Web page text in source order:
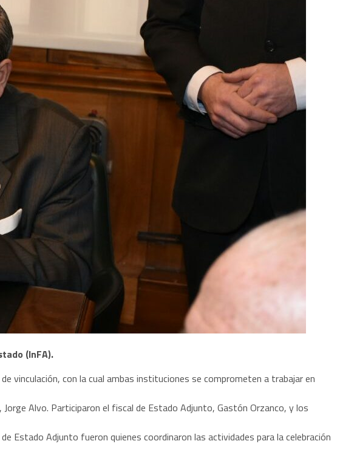
(InFA).
vinculación, con la cual ambas instituciones se comprometen a trabajar en
Alvo. Participaron el fiscal de Estado Adjunto, Gastón Orzanco, y los
Estado Adjunto fueron quienes coordinaron las actividades para la celebración